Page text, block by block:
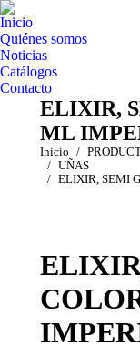
Inicio
Quiénes somos
Noticias
Catálogos
Contacto
ELIXIR,
ML
Estás aquí:
Inicio
UÑAS
ELIXIR, SEMI